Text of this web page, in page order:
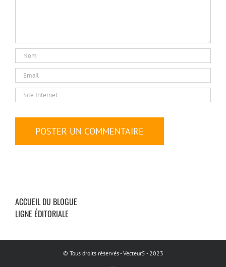
ACCUEIL DU BLOGUE
LIGNE ÉDITORIALE
© Tous droits réservés - Vecteur5 - 2023